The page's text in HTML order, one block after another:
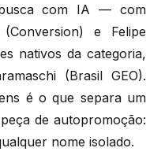
com IA — com
e Felipe
nativos da categoria,
(Brasil GEO).
é o que separa um
de autopromoção:
nome isolado.